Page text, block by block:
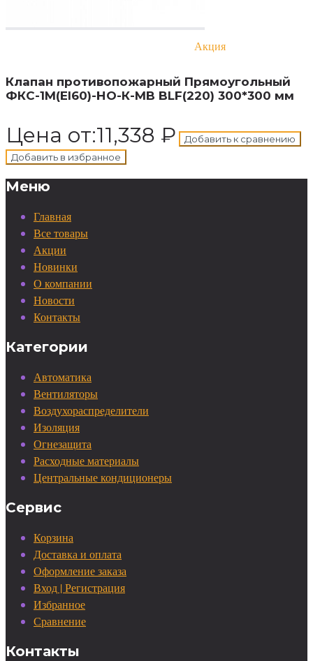
Акция
Клапан противопожарный Прямоугольный
ФКС-1М(EI60)-НО-К-MB BLF(220) 300*300 мм
Цена от:11,338 ₽
Добавить к сравнению
Добавить в избранное
Меню
Главная
Все товары
Акции
Новинки
О компании
Новости
Контакты
Категории
Автоматика
Вентиляторы
Воздухораспределители
Изоляция
Огнезащита
Расходные материалы
Центральные кондиционеры
Сервис
Корзина
Доставка и оплата
Оформление заказа
Вход | Регистрация
Избранное
Сравнение
Контакты